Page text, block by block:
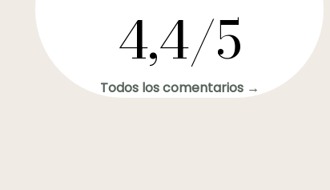
4,4/5
Todos los comentarios →